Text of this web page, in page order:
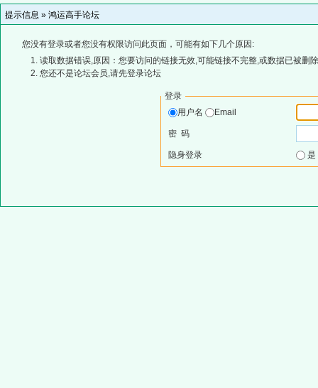
提示信息 » 鸿运高手论坛
您没有登录或者您没有权限访问此页面，可能有如下几个原因:
读取数据错误,原因：您要访问的链接无效,可能链接不完整,或数据已被删
您还不是论坛会员,请先登录论坛
登录
用户名
Email
密 码
隐身登录